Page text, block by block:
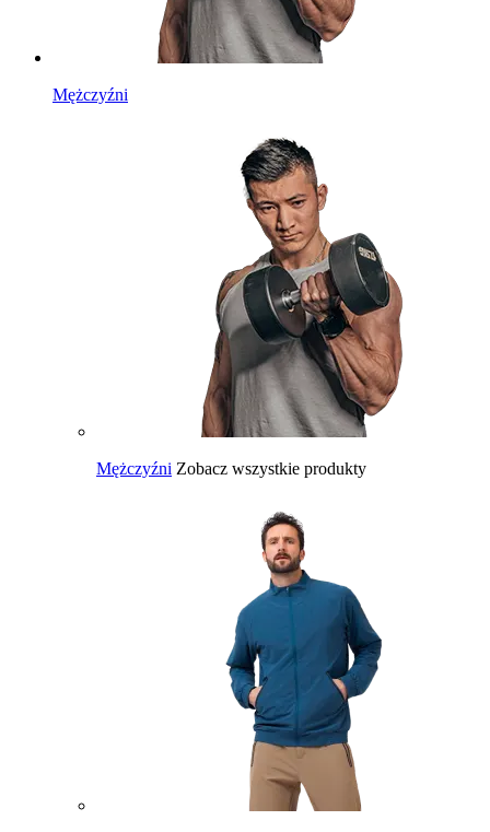
Mężczyźni
Mężczyźni Zobacz wszystkie produkty